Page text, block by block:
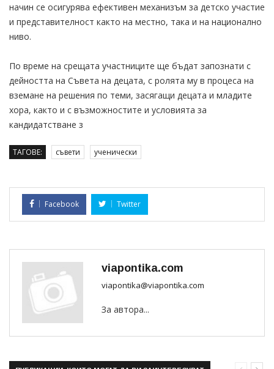
начин се осигурява ефективен механизъм за детско участие
и представителност както на местно, така и на национално
ниво.
По време на срещата участниците ще бъдат запознати с
дейността на Съвета на децата, с ролята му в процеса на
вземане на решения по теми, засягащи децата и младите
хора, както и с възможностите и условията за
кандидатстване з
ТАГОВЕ: съвети ученически
Facebook Twitter
viapontika.com
viapontika@viapontika.com
За автора...